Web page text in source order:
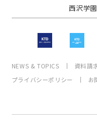
西沢学
NEWS & TOPICS 資料請
プライバシーポリシー
お